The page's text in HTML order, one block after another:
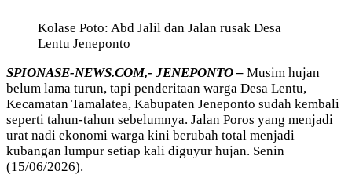
Kolase Poto: Abd Jalil dan Jalan rusak Desa
Lentu Jeneponto
SPIONASE-NEWS.COM,- JENEPONTO – Musim hujan
belum lama turun, tapi penderitaan warga Desa Lentu,
Kecamatan Tamalatea, Kabupaten Jeneponto sudah kembali
seperti tahun-tahun sebelumnya. Jalan Poros yang menjadi
urat nadi ekonomi warga kini berubah total menjadi
kubangan lumpur setiap kali diguyur hujan. Senin
(15/06/2026).